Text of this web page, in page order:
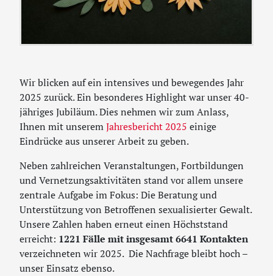
Wir blicken auf ein intensives und bewegendes Jahr
2025 zurück. Ein besonderes Highlight war unser 40-
jähriges Jubiläum. Dies nehmen wir zum Anlass,
Ihnen mit unseremJahresbericht 2025 einige
Eindrücke aus unserer Arbeit zu geben.
Neben zahlreichen Veranstaltungen, Fortbildungen
und Vernetzungsaktivitäten stand vor allem unsere
zentrale Aufgabe im Fokus: Die Beratung und
Unterstützung von Betroffenen sexualisierter Gewalt.
Unsere Zahlen haben erneut einen Höchststand
erreicht: 1221 Fälle mit insgesamt 6641 Kontakten
verzeichneten wir 2025. Die Nachfrage bleibt hoch –
unser Einsatz ebenso.